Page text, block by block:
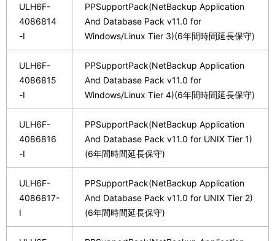
ULH6F-
4086814
-I
PPSupportPack(NetBackup Application
And Database Pack v11.0 for
Windows/Linux Tier 3)(6年間時間延長保守)
ULH6F-
4086815
-I
PPSupportPack(NetBackup Application
And Database Pack v11.0 for
Windows/Linux Tier 4)(6年間時間延長保守)
ULH6F-
4086816
-I
PPSupportPack(NetBackup Application
And Database Pack v11.0 for UNIX Tier 1)
(6年間時間延長保守)
ULH6F-
4086817-
I
PPSupportPack(NetBackup Application
And Database Pack v11.0 for UNIX Tier 2)
(6年間時間延長保守)